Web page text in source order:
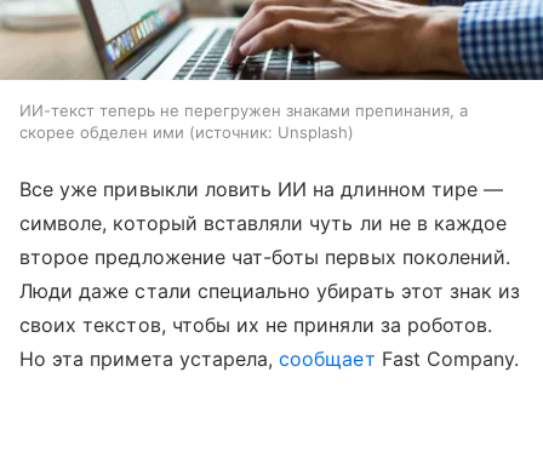
ИИ-текст теперь не перегружен знаками препинания, а
скорее обделен ими
источник: Unsplash
Все уже привыкли ловить ИИ на длинном тире —
символе, который вставляли чуть ли не в каждое
второе предложение чат-боты первых поколений.
Люди даже стали специально убирать этот знак из
своих текстов, чтобы их не приняли за роботов.
Но эта примета устарела,сообщает Fast Company.